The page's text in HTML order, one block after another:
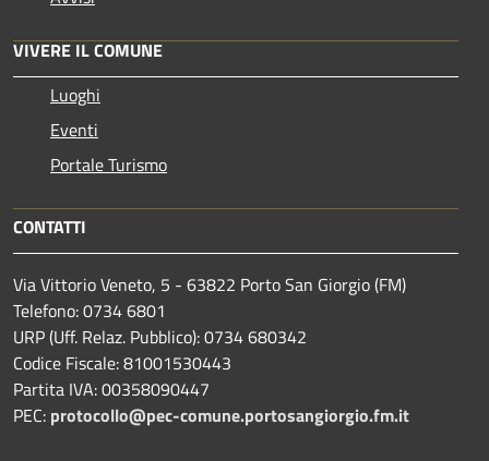
VIVERE IL COMUNE
Luoghi
Eventi
Portale Turismo
CONTATTI
Via Vittorio Veneto, 5 - 63822 Porto San Giorgio (FM)
Telefono: 0734 6801
URP (Uff. Relaz. Pubblico): 0734 680342
Codice Fiscale: 81001530443
Partita IVA: 00358090447
PEC: protocollo@pec-comune.portosangiorgio.fm.it